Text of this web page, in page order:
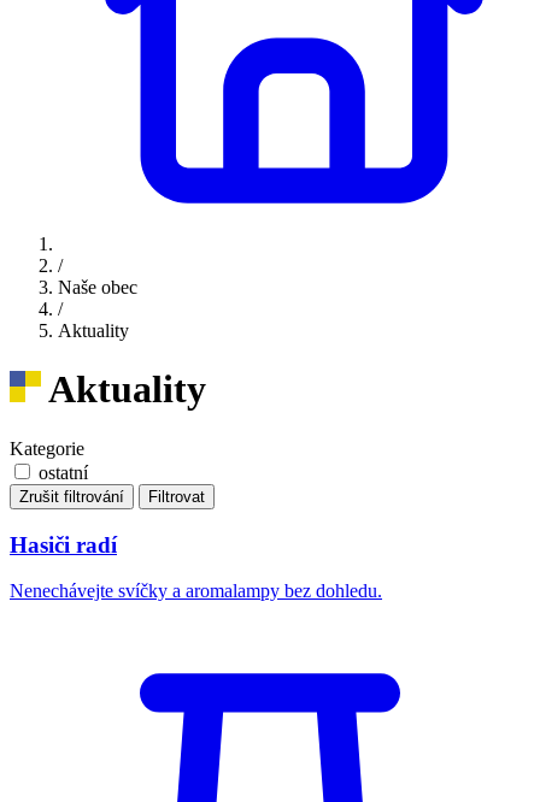
/
Naše obec
/
Aktuality
Aktuality
Kategorie
ostatní
Zrušit filtrování Filtrovat
Hasiči radí
Nenechávejte svíčky a aromalampy bez dohledu.